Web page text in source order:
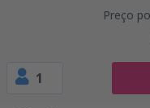
Preço
1